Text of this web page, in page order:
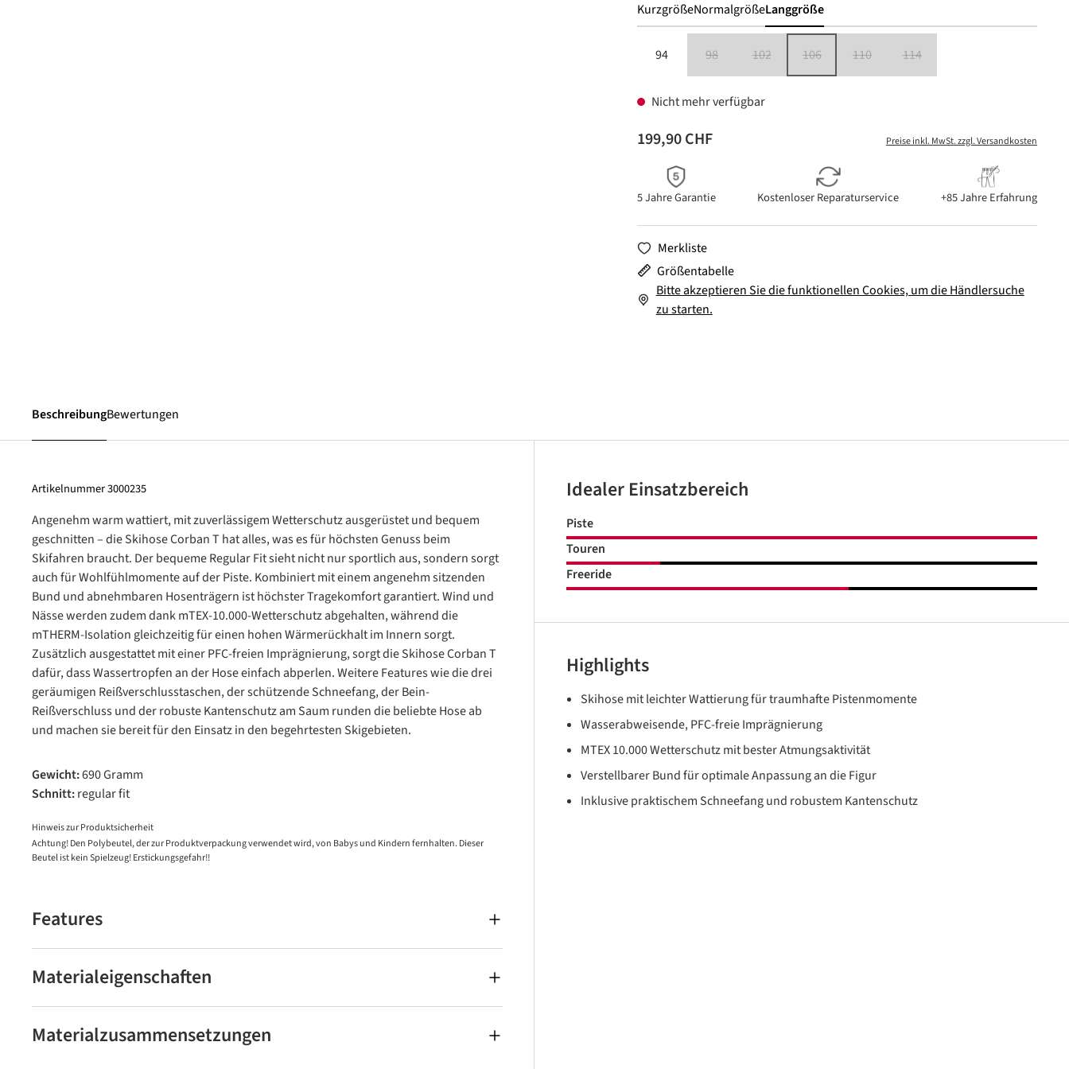
KurzgrößeNormalgrößeLanggröße
94 98 102 106 110 114
Nicht mehr verfügbar
199,90 CHF Preise inkl. MwSt. zzgl. Versandkosten
5 Jahre Garantie Kostenloser Reparaturservice +85 Jahre Erfahrung
Merkliste
Größentabelle
Bitte akzeptieren Sie die funktionellen Cookies, um die Händlersuche
zu starten.
BeschreibungBewertungen
Artikelnummer3000235
Angenehm warm wattiert, mit zuverlässigem Wetterschutz ausgerüstet und bequem
geschnitten – die Skihose Corban T hat alles, was es für höchsten Genuss beim
Skifahren braucht. Der bequeme Regular Fit sieht nicht nur sportlich aus, sondern sorgt
auch für Wohlfühlmomente auf der Piste. Kombiniert mit einem angenehm sitzenden
Bund und abnehmbaren Hosenträgern ist höchster Tragekomfort garantiert. Wind und
Nässe werden zudem dank mTEX-10.000-Wetterschutz abgehalten, während die
mTHERM-Isolation gleichzeitig für einen hohen Wärmerückhalt im Innern sorgt.
Zusätzlich ausgestattet mit einer PFC-freien Imprägnierung, sorgt die Skihose Corban T
dafür, dass Wassertropfen an der Hose einfach abperlen. Weitere Features wie die drei
geräumigen Reißverschlusstaschen, der schützende Schneefang, der Bein-
Reißverschluss und der robuste Kantenschutz am Saum runden die beliebte Hose ab
und machen sie bereit für den Einsatz in den begehrtesten Skigebieten.
Gewicht:690 Gramm
Schnitt:regular fit
Hinweis zur Produktsicherheit
Achtung! Den Polybeutel, der zur Produktverpackung verwendet wird, von Babys und Kindern fernhalten. Dieser
Beutel ist kein Spielzeug! Erstickungsgefahr!!
Features
Materialeigenschaften
Materialzusammensetzungen
Idealer Einsatzbereich
Piste
Touren
Freeride
Highlights
Skihose mit leichter Wattierung für traumhafte Pistenmomente
Wasserabweisende, PFC-freie Imprägnierung
MTEX 10.000 Wetterschutz mit bester Atmungsaktivität
Verstellbarer Bund für optimale Anpassung an die Figur
Inklusive praktischem Schneefang und robustem Kantenschutz